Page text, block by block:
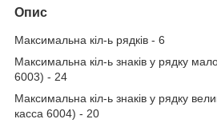
Опис
Максимальна кіл-ь рядків - 6
Максимальна кіл-ь знаків у рядку
6003) - 24
Максимальна кіл-ь знаків у рядку
касса 6004) - 20